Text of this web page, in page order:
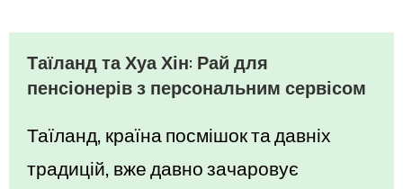
Таїланд та Хуа Хін: Рай для
пенсіонерів з персональним сервісом
Таїланд, країна посмішок та давніх
традицій, вже давно зачаровує